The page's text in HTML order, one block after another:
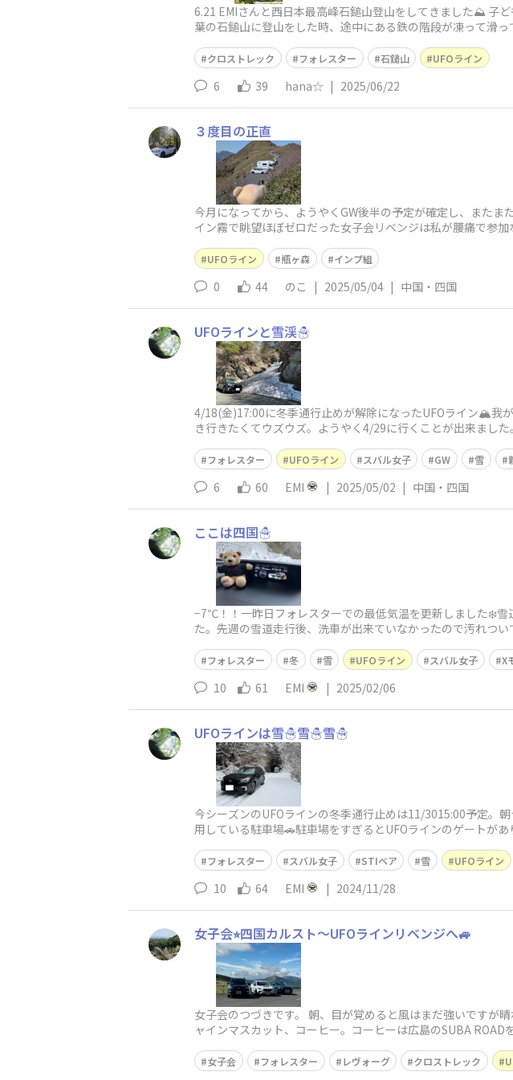
6.21 EMIさんと西日本最高峰石鎚山登山をしてきました⛰️ 子
葉の石鎚山に登山をした時、途中にある鉄の階段が凍って滑
クロストレック フォレスター 石鎚山 UFOライン
6 39 hana☆ | 2025/06/22
３度目の正直
今月になってから、ようやくGW後半の予定が確定し、また
イン霧で眺望ほぼゼロだった女子会リベンジは私が腰痛で参
UFOライン 瓶ヶ森 インプ組
0 44 のこ | 2025/05/04 | 中国・四国
UFOラインと雪渓☃️
4/18(金)17:00に冬季通行止めが解除になったUFOライン🏔️我
き行きたくてウズウズ。ようやく4/29に行くことが出来まし
フォレスター UFOライン スバル女子 GW 雪
6 60 EMI | 2025/05/02 | 中国・四国
ここは四国☃️
−7℃！！一昨日フォレスターでの最低気温を更新しました❄️雪
た。先週の雪道走行後、洗車が出来ていなかったので汚れつ
フォレスター 冬 雪 UFOライン スバル女子 X
10 61 EMI | 2025/02/06
UFOラインは雪☃️雪☃️雪☃️
今シーズンのUFOラインの冬季通行止めは11/3015:00予定。
用している駐車場🚗駐車場をすぎるとUFOラインのゲートが
フォレスター スバル女子 STIベア 雪 UFOライン
10 64 EMI | 2024/11/28
女子会⭐︎四国カルスト〜UFOラインリベンジへ🚙
女子会のつづきです。 朝、目が覚めると風はまだ強いですが
ャインマスカット、コーヒー。コーヒーは広島のSUBA
女子会 フォレスター レヴォーグ クロストレック